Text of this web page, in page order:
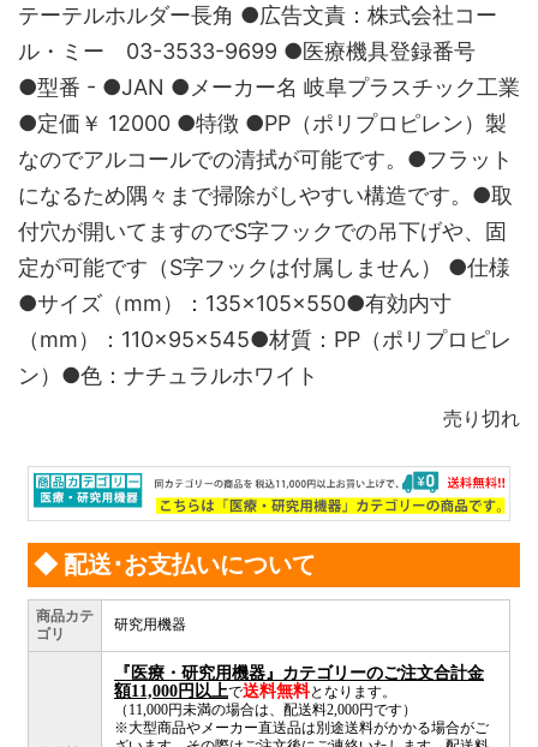
テーテルホルダー長角 ●広告文責：株式会社コー
ル・ミー 03-3533-9699 ●医療機具登録番号
●型番 - ●JAN ●メーカー名 岐阜プラスチック工業
●定価￥ 12000 ●特徴 ●PP（ポリプロピレン）製
なのでアルコールでの清拭が可能です。●フラット
になるため隅々まで掃除がしやすい構造です。●取
付穴が開いてますのでS字フックでの吊下げや、固
定が可能です（S字フックは付属しません） ●仕様
●サイズ（mm）：135×105×550●有効内寸
（mm）：110×95×545●材質：PP（ポリプロピレ
ン）●色：ナチュラルホワイト
売り切れ